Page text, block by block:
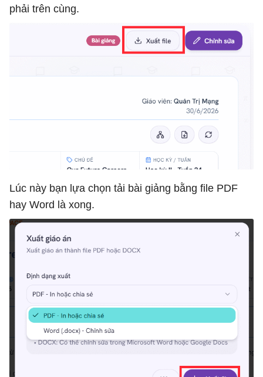
phải trên cùng.
Lúc này bạn lựa chọn tải bài giảng bằng file PDF
hay Word là xong.